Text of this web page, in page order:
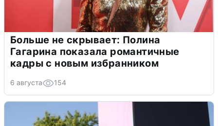
Больше не скрывает: Полина
Гагарина показала романтичные
кадры с новым избранником
6 августа 154